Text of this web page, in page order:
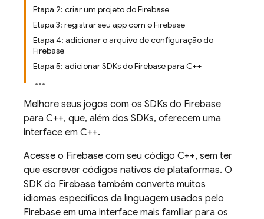
Etapa 2: criar um projeto do Firebase
Etapa 3: registrar seu app com o Firebase
Etapa 4: adicionar o arquivo de configuração do
Firebase
Etapa 5: adicionar SDKs do Firebase para C++
Melhore seus jogos com os SDKs do Firebase
para C++, que, além dos SDKs, oferecem uma
interface em C++.
Acesse o Firebase com seu código C++, sem ter
que escrever códigos nativos de plataformas. O
SDK do Firebase também converte muitos
idiomas específicos da linguagem usados pelo
Firebase em uma interface mais familiar para os